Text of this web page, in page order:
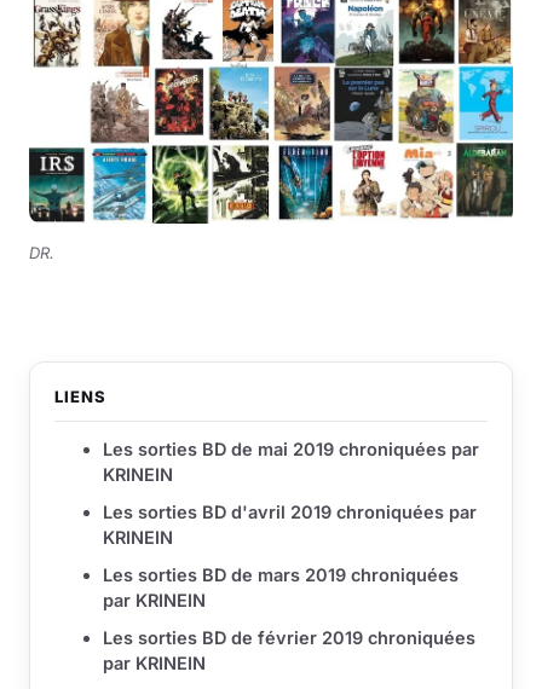
DR.
LIENS
Les sorties BD de mai 2019 chroniquées par
KRINEIN
Les sorties BD d'avril 2019 chroniquées par
KRINEIN
Les sorties BD de mars 2019 chroniquées
par KRINEIN
Les sorties BD de février 2019 chroniquées
par KRINEIN